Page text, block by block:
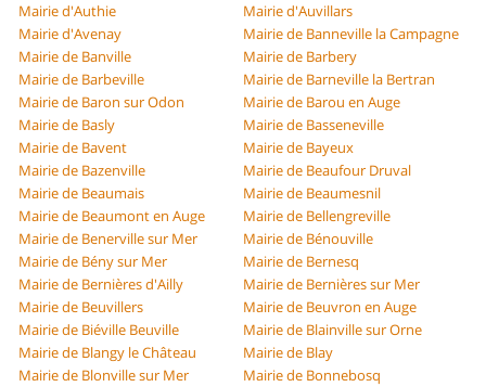
Mairie d'Authie
Mairie d'Auvillars
Mairie d'Avenay
Mairie de Banneville la Campagne
Mairie de Banville
Mairie de Barbery
Mairie de Barbeville
Mairie de Barneville la Bertran
Mairie de Baron sur Odon
Mairie de Barou en Auge
Mairie de Basly
Mairie de Basseneville
Mairie de Bavent
Mairie de Bayeux
Mairie de Bazenville
Mairie de Beaufour Druval
Mairie de Beaumais
Mairie de Beaumesnil
Mairie de Beaumont en Auge
Mairie de Bellengreville
Mairie de Benerville sur Mer
Mairie de Bénouville
Mairie de Bény sur Mer
Mairie de Bernesq
Mairie de Bernières d'Ailly
Mairie de Bernières sur Mer
Mairie de Beuvillers
Mairie de Beuvron en Auge
Mairie de Biéville Beuville
Mairie de Blainville sur Orne
Mairie de Blangy le Château
Mairie de Blay
Mairie de Blonville sur Mer
Mairie de Bonnebosq